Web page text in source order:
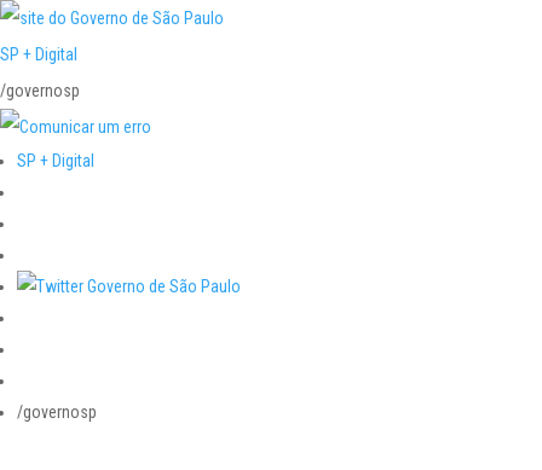
SP + Digital
/governosp
SP + Digital
/governosp